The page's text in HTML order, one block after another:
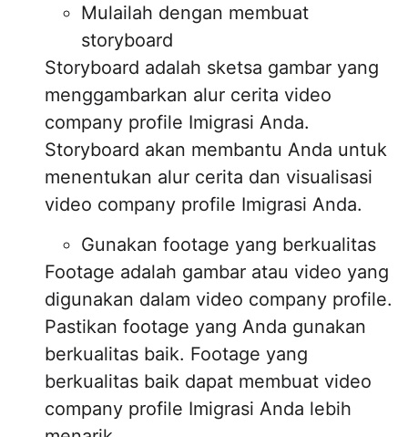
Mulailah dengan membuat
storyboard
Storyboard adalah sketsa gambar yang
menggambarkan alur cerita video
company profile Imigrasi Anda.
Storyboard akan membantu Anda untuk
menentukan alur cerita dan visualisasi
video company profile Imigrasi Anda.
Gunakan footage yang berkualitas
Footage adalah gambar atau video yang
digunakan dalam video company profile.
Pastikan footage yang Anda gunakan
berkualitas baik. Footage yang
berkualitas baik dapat membuat video
company profile Imigrasi Anda lebih